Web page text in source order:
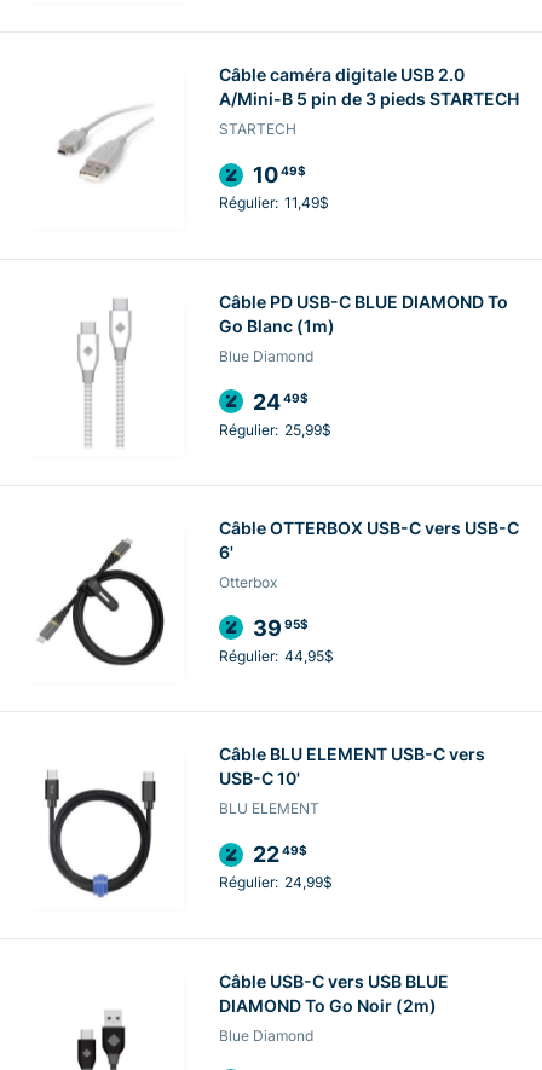
Câble caméra digitale USB 2.0
A/Mini-B 5 pin de 3 pieds STARTECH
STARTECH
1049$
Régulier: 11,49$
Câble PD USB-C BLUE DIAMOND To
Go Blanc (1m)
Blue Diamond
2449$
Régulier: 25,99$
Câble OTTERBOX USB-C vers USB-C
6'
Otterbox
39 95$
Régulier: 44,95$
Câble BLU ELEMENT USB-C vers
USB-C 10'
BLU ELEMENT
2249$
Régulier: 24,99$
Câble USB-C vers USB BLUE
DIAMOND To Go Noir (2m)
Blue Diamond